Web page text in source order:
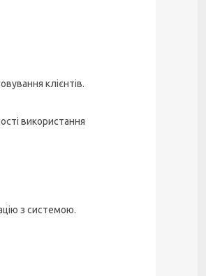
клієнтів.
використання
з системою.